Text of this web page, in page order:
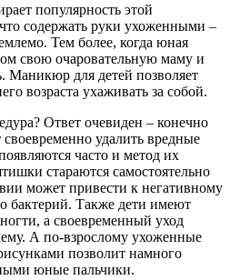
популярность этой
содержать руки ухоженными –
Тем более, когда юная
свою очаровательную маму и
Маникюр для детей позволяет
возраста ухаживать за собой.
Ответ очевиден – конечно
удалить вредные
часто и метод их
стараются самостоятельно
может привести к негативному
бактерий. Также дети имеют
а своевременный уход
А по-взрослому ухоженные
позволит намного
юные пальчики.